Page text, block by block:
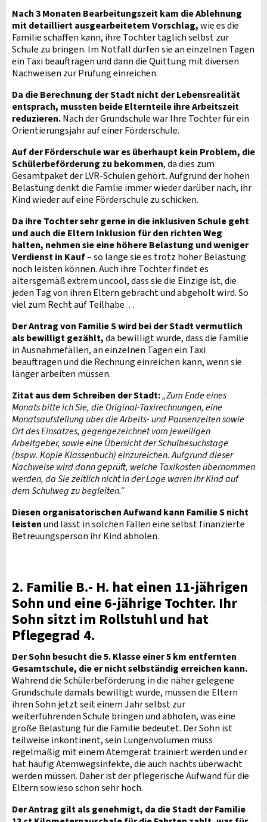
Nach 3 Monaten Bearbeitungszeit kam die Ablehnung
mit detailliert ausgearbeitetem Vorschlag,wie es die
Familie schaffen kann, ihre Tochter täglich selbst zur
Schule zu bringen. Im Notfall dürfen sie an einzelnen Tagen
ein Taxi beauftragen und dann die Quittung mit diversen
Nachweisen zur Prüfung einreichen.
Da die Berechnung der Stadt nicht der Lebensrealität
entsprach, mussten beide Elternteile ihre Arbeitszeit
reduzieren.Nach der Grundschule war Ihre Tochter für ein
Orientierungsjahr auf einer Förderschule.
Auf der Förderschule war es überhaupt kein Problem, die
Schülerbeförderung zu bekommen, da dies zum
Gesamtpaket der LVR-Schulen gehört. Aufgrund der hohen
Belastung denkt die Famlie immer wieder darüber nach, ihr
Kind wieder auf eine Förderschule zu schicken.
Da ihre Tochter sehr gerne in die inklusiven Schule geht
und auch die Eltern Inklusion für den richten Weg
halten, nehmen sie eine höhere Belastung und weniger
Verdienst in Kauf– so lange sie es trotz hoher Belastung
noch leisten können. Auch ihre Tochter findet es
altersgemäß extrem uncool, dass sie die Einzige ist, die
jeden Tag von ihren Eltern gebracht und abgeholt wird. So
viel zum Recht auf Teilhabe…
Der Antrag von Familie S wird bei der Stadt vermutlich
als bewilligt gezählt,da bewilligt wurde, dass die Familie
in Ausnahmefällen, an einzelnen Tagen ein Taxi
beauftragen und die Rechnung einreichen kann, wenn sie
länger arbeiten müssen.
Zitat aus dem Schreiben der Stadt:„Zum Ende eines
Monats bitte ich Sie, die Original-Taxirechnungen, eine
Monatsaufstellung über die Arbeits- und Pausenzeiten sowie
Ort des Einsatzes, gegengezeichnet vom jeweiligen
Arbeitgeber, sowie eine Übersicht der Schulbesuchstage
(bspw. Kopie Klassenbuch) einzureichen. Aufgrund dieser
Nachweise wird dann geprüft, welche Taxikosten übernommen
werden, da Sie zeitlich nicht in der Lage waren ihr Kind auf
dem Schulweg zu begleiten.“
Diesen organisatorischen Aufwand kann Familie S nicht
leistenund lässt in solchen Fällen eine selbst finanzierte
Betreuungsperson ihr Kind abholen.
2. Familie B.- H. hat einen 11-jährigen
Sohn und eine 6-jährige Tochter. Ihr
Sohn sitzt im Rollstuhl und hat
Pflegegrad 4.
Der Sohn besucht die 5. Klasse einer 5 km entfernten
Gesamtschule, die er nicht selbständig erreichen kann.
Während die Schülerbeförderung in die näher gelegene
Grundschule damals bewilligt wurde, müssen die Eltern
ihren Sohn jetzt seit einem Jahr selbst zur
weiterführenden Schule bringen und abholen, was eine
große Belastung für die Familie bedeutet. Der Sohn ist
teilweise inkontinent, sein Lungenvolumen muss
regelmäßig mit einem Atemgerät trainiert werden und er
hat häufig Atemwegsinfekte, die auch nachts überwacht
werden müssen. Daher ist der pflegerische Aufwand für die
Eltern sowieso schon sehr hoch.
Der Antrag gilt als genehmigt, da die Stadt der Familie